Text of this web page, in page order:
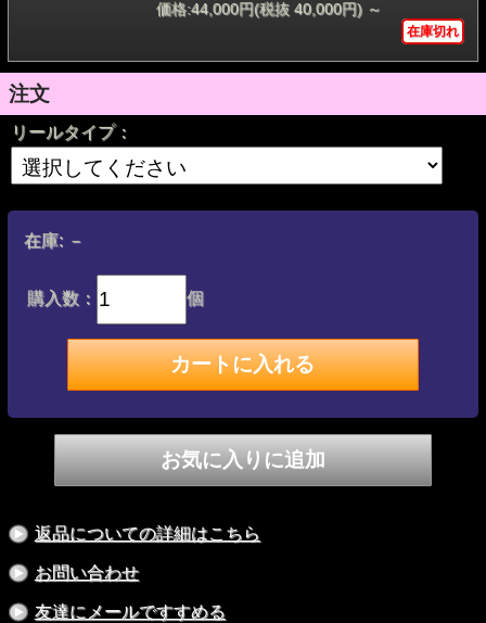
価格:44,000円(税抜 40,000円) ～
在庫切れ
注文
リールタイプ：
在庫: －
購入数： 個
返品についての詳細はこちら
お問い合わせ
友達にメールですすめる